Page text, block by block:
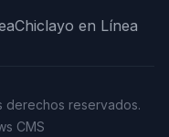
Chiclayo en Línea
derechos reservados.
CMS